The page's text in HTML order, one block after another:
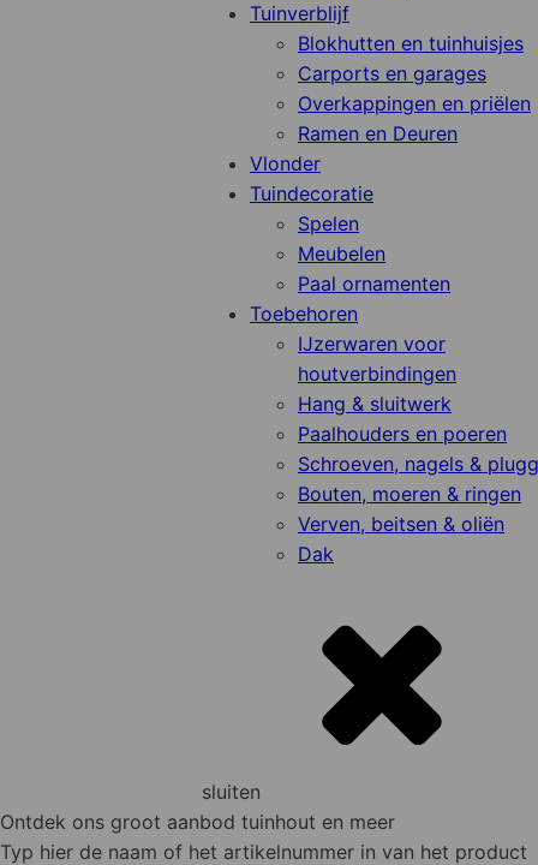
Tuinverblijf
Blokhutten en tuinhuisjes
Carports en garages
Overkappingen en priëlen
Ramen en Deuren
Vlonder
Tuindecoratie
Spelen
Meubelen
Paal ornamenten
Toebehoren
IJzerwaren voor
houtverbindingen
Hang & sluitwerk
Paalhouders en poeren
Schroeven, nagels &
Bouten, moeren & ringen
Verven, beitsen & oliën
Dak
sluiten
Ontdek ons groot aanbod tuinhout en meer
Typ hier de naam of het artikelnummer in van het product